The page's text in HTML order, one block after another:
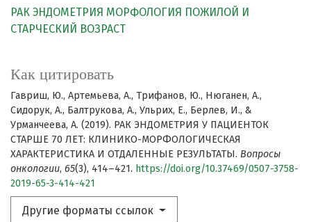
РАК ЭНДОМЕТРИЯ МОРФОЛОГИЯ ПОЖИЛОЙ И
СТАРЧЕСКИЙ ВОЗРАСТ
Как цитировать
Гавриш, Ю., Артемьева, А., Трифанов, Ю., Нюганен, А.,
Сидорук, А., Балтрукова, А., Ульрих, Е., Берлев, И., &
Урманчеева, А. (2019). РАК ЭНДОМЕТРИЯ У ПАЦИЕНТОК
СТАРШЕ 70 ЛЕТ: КЛИНИКО-МОРФОЛОГИЧЕСКАЯ
ХАРАКТЕРИСТИКА И ОТДАЛЕННЫЕ РЕЗУЛЬТАТЫ. Вопросы
онкологии, 65(3), 414–421. https://doi.org/10.37469/0507-3758-
2019-65-3-414-421
Другие форматы ссылок